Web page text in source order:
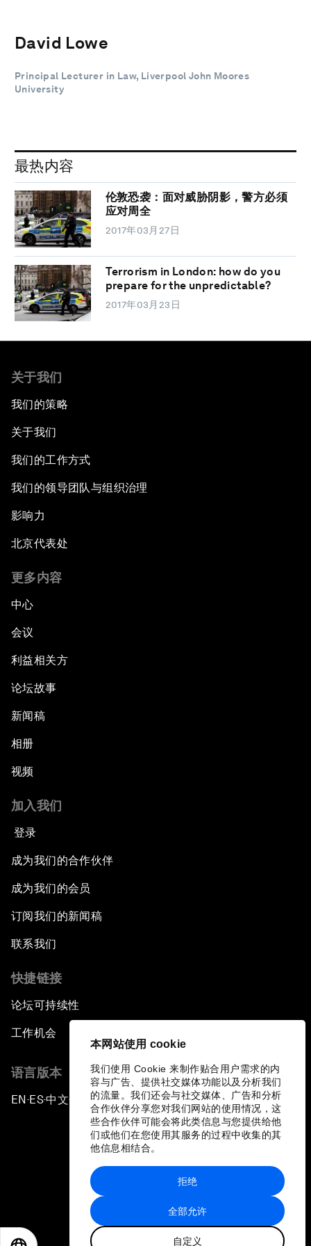
本网站使用 cookie
我们使用 Cookie 来制作贴合用户需求的内
容与广告、提供社交媒体功能以及分析我们
的流量。我们还会与社交媒体、广告和分析
合作伙伴分享您对我们网站的使用情况，这
些合作伙伴可能会将此类信息与您提供给他
们或他们在您使用其服务的过程中收集的其
他信息相结合。
全部允许
自定义
拒绝
David Lowe
Principal Lecturer in Law, Liverpool John Moores
University
最热内容
伦敦恐袭：面对威胁阴影，警方必须
应对周全
2017年03月27日
Terrorism in London: how do you
prepare for the unpredictable?
2017年03月23日
关于我们
我们的策略
关于我们
我们的工作方式
我们的领导团队与组织治理
影响力
北京代表处
更多内容
中心
会议
利益相关方
论坛故事
新闻稿
相册
视频
加入我们
登录
成为我们的合作伙伴
成为我们的会员
订阅我们的新闻稿
联系我们
快捷链接
论坛可持续性
工作机会
语言版本
EN ▪ES▪中文▪ 日本語
站点地图